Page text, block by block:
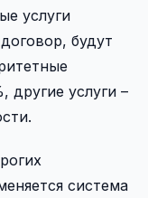
услуги
будут
другие услуги –
система